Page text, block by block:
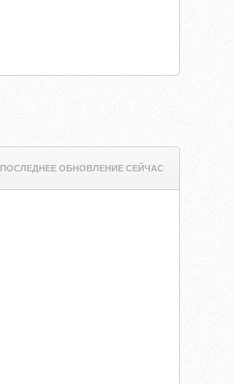
ПОСЛЕДНЕЕ ОБНОВЛЕНИЕ СЕЙЧАС